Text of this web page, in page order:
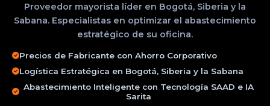
Proveedor mayorista líder en Bogotá, Siberia y la
Sabana. Especialistas en optimizar el abastecimiento
estratégico de su oficina.
Precios de Fabricante con Ahorro Corporativo
Logística Estratégica en Bogotá, Siberia y la Sabana
Abastecimiento Inteligente con Tecnología SAAD e IA
Sarita